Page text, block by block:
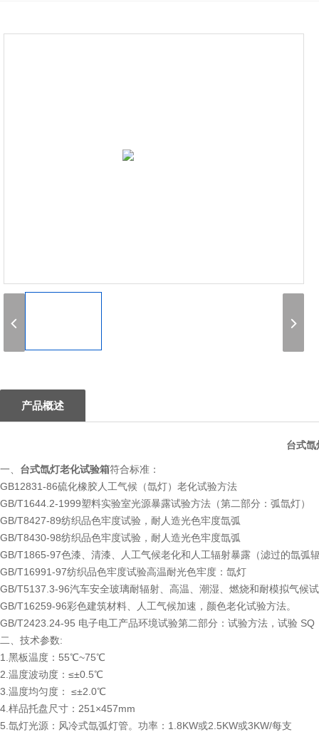
产品概述
台式氙
一、 台式氙灯老化试验箱符合标准：
GB12831-86硫化橡胶人工气候（氙灯）老化试验方法
GB/T1644.2-1999塑料实验室光源暴露试验方法（第二部分：弧氙灯）
GB/T8427-89纺织品色牢度试验，耐人造光色牢度氙弧
GB/T8430-98纺织品色牢度试验，耐人造光色牢度氙弧
GB/T1865-97色漆、清漆、人工气候老化和人工辐射暴露（滤过的氙弧
GB/T16991-97纺织品色牢度试验高温耐光色牢度：氙灯
GB/T5137.3-96汽车安全玻璃耐辐射、高温、潮湿、燃烧和耐模拟气候
GB/T16259-96彩色建筑材料、人工气候加速，颜色老化试验方法。
GB/T2423.24-95 电子电工产品环境试验第二部分：试验方法，试验 SQ
二、技术参数:
1.黑板温度：55℃~75℃
2.温度波动度：≤±0.5℃
3.温度均匀度： ≤±2.0℃
4.样品托盘尺寸：251×457mm
5.氙灯光源：风冷式氙弧灯管。功率：1.8KW或2.5KW或3KW/每支